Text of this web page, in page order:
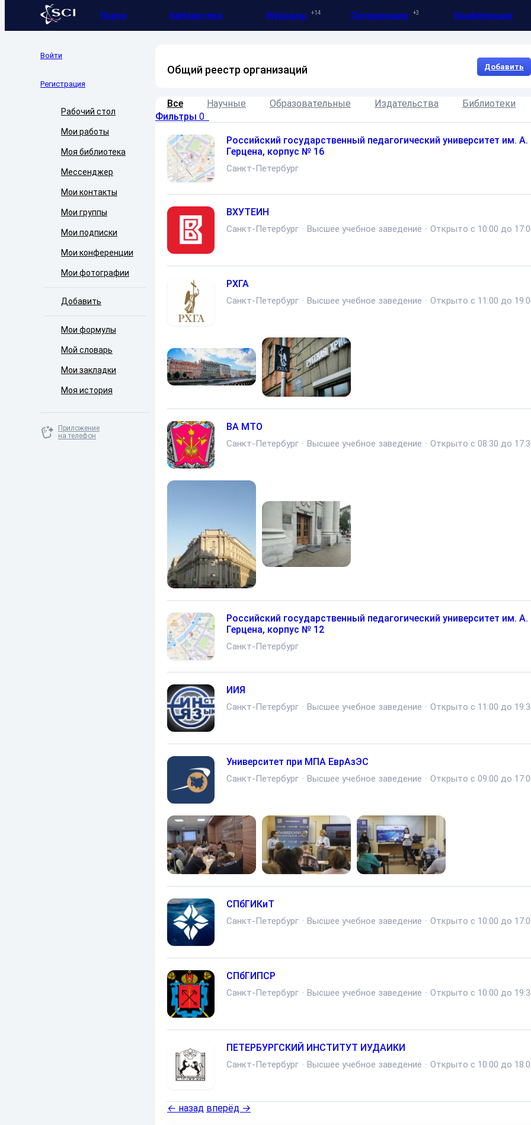
Поиск Библиотека Журналы 14 Организации 3 Конференции
Войти
Регистрация
Рабочий стол
Мои работы
Моя библиотека
Мессенджер
Мои контакты
Мои группы
Мои подписки
Мои конференции
Мои фотографии
Добавить
Мои формулы
Мой словарь
Мои закладки
Моя история
Приложение
на телефон
Общий реестр организаций Добавить
Все Научные Образовательные Издательства
Библиотеки
Фильтры 0
Российский государственный педагогический университет им. А.
Герцена, корпус № 16
Санкт-Петербург
ВХУТЕИН
Санкт-Петербург · Высшее учебное заведение · Открыто с 10:00 до
РХГА
Санкт-Петербург · Высшее учебное заведение · Открыто с 11:00 до
ВА МТО
Санкт-Петербург · Высшее учебное заведение · Открыто с 08:30 до
Российский государственный педагогический университет им. А.
Герцена, корпус № 12
Санкт-Петербург
ИИЯ
Санкт-Петербург · Высшее учебное заведение · Открыто с 11:00 до
Университет при МПА ЕврАзЭС
Санкт-Петербург · Высшее учебное заведение · Открыто с 09:00 до
СПбГИКиТ
Санкт-Петербург · Высшее учебное заведение · Открыто с 10:00 до
СПбГИПСР
Санкт-Петербург · Высшее учебное заведение · Открыто с 10:00 до
ПЕТЕРБУРГСКИЙ ИНСТИТУТ ИУДАИКИ
Санкт-Петербург · Высшее учебное заведение · Открыто с 10:00 до
← назад вперёд →